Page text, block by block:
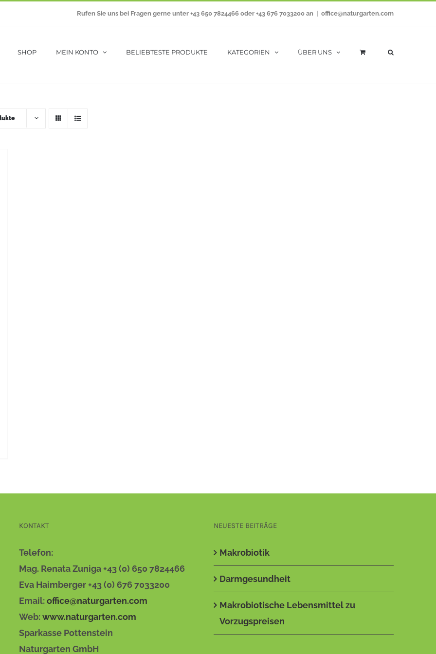
Rufen Sie uns bei Fragen gerne unter +43 650 7824466 oder +43 676 7033200 an office@naturgarten.com
SHOP MEIN KONTO BELIEBTESTE PRODUKTE KATEGORIEN ÜBER UNS
KONTAKT
Telefon:
Mag. Renata Zuniga +43 (0) 650 7824466
Eva Haimberger +43 (0) 676 7033200
Email:office@naturgarten.com
Web:www.naturgarten.com
Sparkasse Pottenstein
Naturgarten GmbH
NEUESTE BEITRÄGE
Makrobiotik
Darmgesundheit
Makrobiotische Lebensmittel zu
Vorzugspreisen